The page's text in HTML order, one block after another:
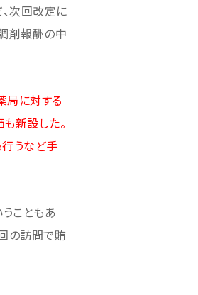
次回改定に
剤報酬の中
局に対する
新設した。
うなど手
こともあ
の訪問で賄